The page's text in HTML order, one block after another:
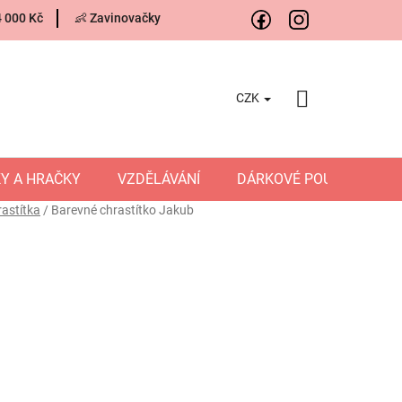
000 Kč 👶 Zavinovačky
CZK
KOŠÍK
A HRAČKY VZDĚLÁVÁNÍ DÁRKOVÉ POUKAZY
/ Barevné chrastítko Jakub